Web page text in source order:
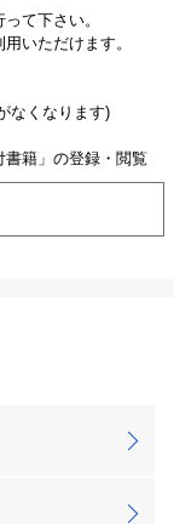
て下さい。
いただけます。
なくなります)
書籍」の登録・閲覧